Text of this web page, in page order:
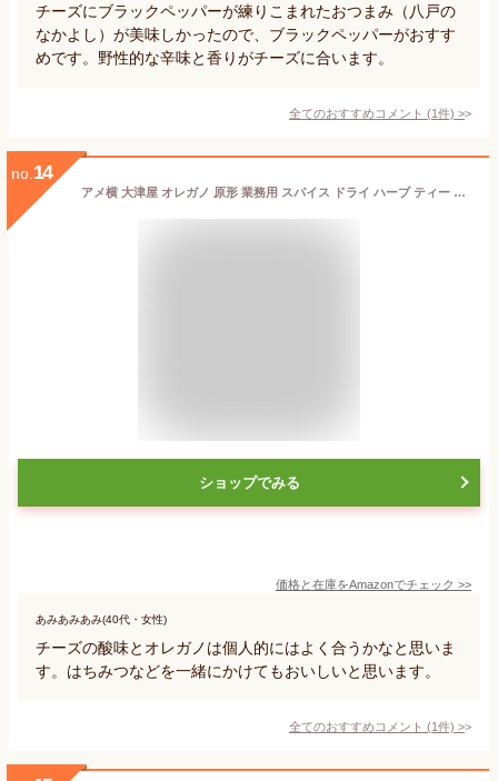
チーズにブラックペッパーが練りこまれたおつまみ（八戸の
なかよし）が美味しかったので、ブラックペッパーがおすす
めです。野性的な辛味と香りがチーズに合います。
全てのおすすめコメント (1件) >
no. 14
アメ横 大津屋 オレガノ 原形 業務用 スパイス ドライ ハーブ ティー ポプリ 種 ホール カット oregano ハナハッカ 花薄荷 (50g) 約20杯分
ショップでみる
価格と在庫をAmazonでチェック >>
あみあみあみ(40代・女性)
チーズの酸味とオレガノは個人的にはよく合うかなと思いま
す。はちみつなどを一緒にかけてもおいしいと思います。
全てのおすすめコメント (1件) >